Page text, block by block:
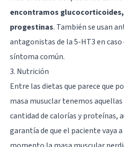
encontramos
progestinas. También se usan
antagonistas de la 5-HT3 en caso
síntoma común.
3. Nutrición
Entre las dietas que parece que
masa musuclar tenemos aquellas
cantidad de calorías y proteínas,
garantía de que el paciente vaya